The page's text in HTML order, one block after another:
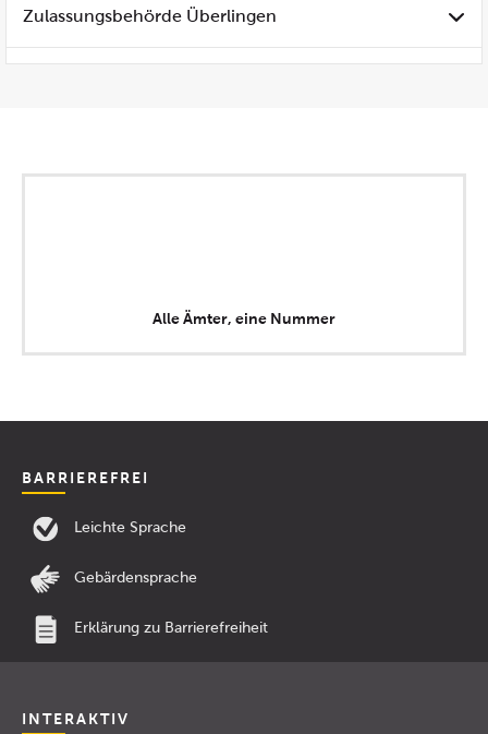
Zulassungsbehörde Überlingen
Alle Ämter, eine Nummer
BARRIEREFREI
Leichte Sprache
Gebärdensprache
Erklärung zu Barrierefreiheit
INTERAKTIV